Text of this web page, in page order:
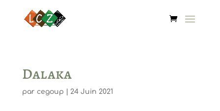
Dalaka
par cegoup 24 Juin 2021